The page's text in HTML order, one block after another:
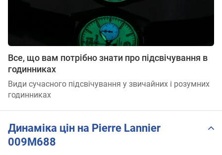
Все, що вам потрібно знати про підсвічування в
годинниках
Види сучасного підсвічування у звичайних і розумних
годинниках
Динаміка цін на Pierre Lannier
009M688